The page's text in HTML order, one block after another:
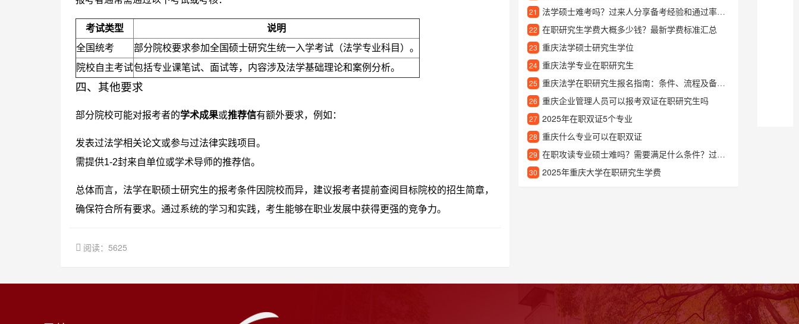
考试类型
说明
全国统考
部分院校要求参加全国硕士研究生统一入学考试（法学专业科目）。
院校自主考试包括专业课笔试、面试等，内容涉及法学基础理论和案例分析。
四、其他要求
部分院校可能对报考者的学术成果或推荐信有额外要求，例如：
发表过法学相关论文或参与过法律实践项目。
需提供1-2封来自单位或学术导师的推荐信。
总体而言，法学在职硕士研究生的报考条件因院校而异，建议报考者提前查阅目标院校的招生简章，
确保符合所有要求。通过系统的学习和实践，考生能够在职业发展中获得更强的竞争力。
阅读：5625
21 法学硕士难考吗？过来人分享备考经验和通过率分析
22 在职研究生学费大概多少钱？最新学费标准汇总
23 重庆法学硕士研究生学位
24 重庆法学专业在职研究生
25 重庆法学在职研究生报名指南：条件、流程及备考建议
26 重庆企业管理人员可以报考双证在职研究生吗
27 2025年在职双证5个专业
28 重庆什么专业可以在职双证
29 在职攻读专业硕士难吗？需要满足什么条件？过来人分享真实经验
30 2025年重庆大学在职研究生学费